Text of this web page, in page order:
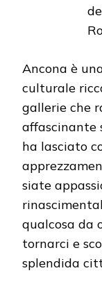
Ancona è
culturale
gallerie che
affascinante
ha lasciato
siate
qualcosa da
tornarci e
splendida